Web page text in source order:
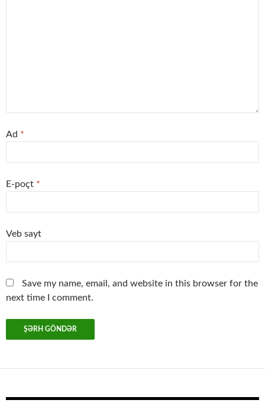
Ad *
E-poçt *
Veb sayt
Save my name, email, and website in this browser for the
next time I comment.